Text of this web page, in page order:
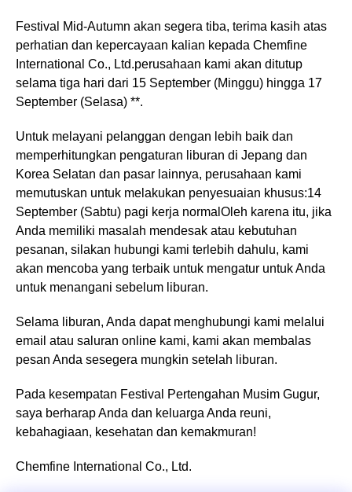
Festival Mid-Autumn akan segera tiba, terima kasih atas
perhatian dan kepercayaan kalian kepada Chemfine
International Co., Ltd.perusahaan kami akan ditutup
selama tiga hari dari 15 September (Minggu) hingga 17
September (Selasa) **.
Untuk melayani pelanggan dengan lebih baik dan
memperhitungkan pengaturan liburan di Jepang dan
Korea Selatan dan pasar lainnya, perusahaan kami
memutuskan untuk melakukan penyesuaian khusus:14
September (Sabtu) pagi kerja normalOleh karena itu, jika
Anda memiliki masalah mendesak atau kebutuhan
pesanan, silakan hubungi kami terlebih dahulu, kami
akan mencoba yang terbaik untuk mengatur untuk Anda
untuk menangani sebelum liburan.
Selama liburan, Anda dapat menghubungi kami melalui
email atau saluran online kami, kami akan membalas
pesan Anda sesegera mungkin setelah liburan.
Pada kesempatan Festival Pertengahan Musim Gugur,
saya berharap Anda dan keluarga Anda reuni,
kebahagiaan, kesehatan dan kemakmuran!
Chemfine International Co., Ltd.